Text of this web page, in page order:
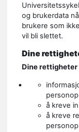
og brukerdata
brukere som
vil bli slettet.
Dine
Dine
å kreve
å kreve